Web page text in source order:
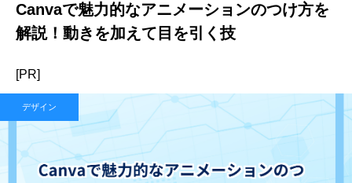
Canvaで魅力的なアニメーションのつけ方を
解説！動きを加えて目を引く技
[PR]
デザイン